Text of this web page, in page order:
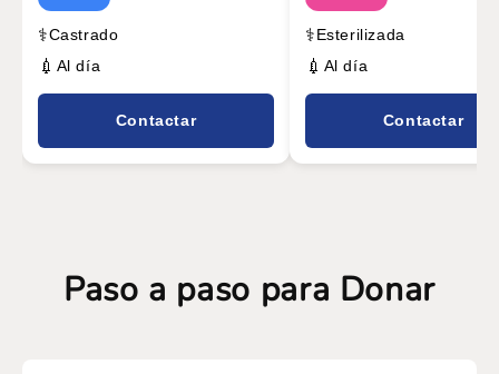
⚕️Castrado
💉 Al día
Contactar
⚕️Esterilizada
💉 Al día
Contactar
Paso a paso para Donar